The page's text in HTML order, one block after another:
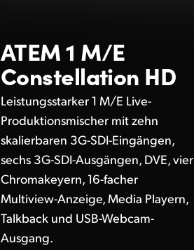
ATEM 1 M/E
Constellation HD
Leistungsstarker 1 M/E Live-
Produktionsmischer mit zehn
skalierbaren 3G-SDI-Eingängen,
sechs 3G-SDI-Ausgängen, DVE, vier
Chromakeyern, 16-facher
Multiview-Anzeige, Media Playern,
Talkback und USB-Webcam-
Ausgang.